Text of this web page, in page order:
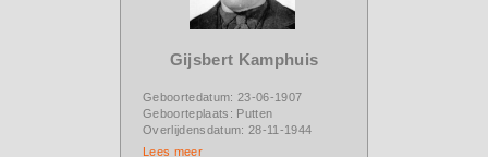
Gijsbert Kamphuis
Geboortedatum: 23-06-1907
Geboorteplaats: Putten
Overlijdensdatum: 28-11-1944
Lees meer